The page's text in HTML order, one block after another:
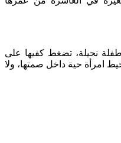
نحيلة، تضغط كفيها على
امرأة حية داخل صمتها، ولا